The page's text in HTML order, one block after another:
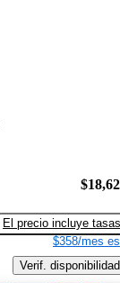
El precio incluye tasas
$358/mes
Verif. disponibilidad